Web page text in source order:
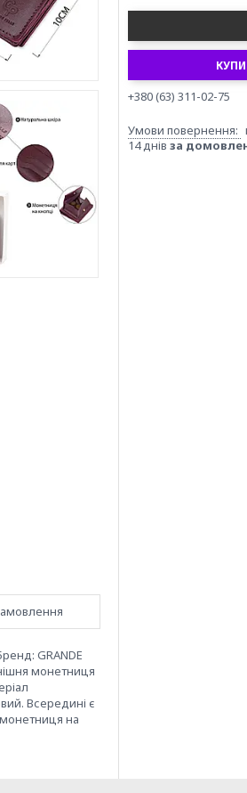
GRANDE
монетниця
Всередині є
на
+380 (63) 311-02-75
14 днів за